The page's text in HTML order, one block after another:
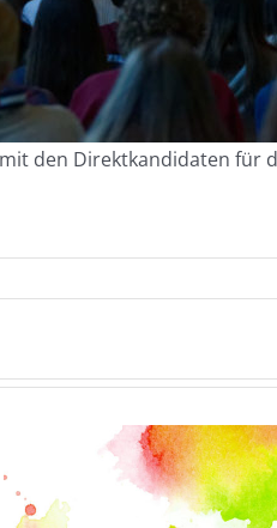
den Direktkandidaten für